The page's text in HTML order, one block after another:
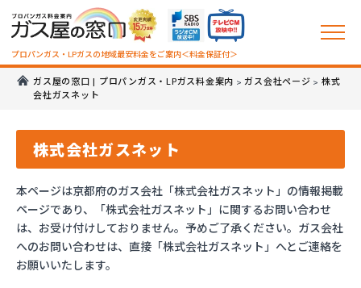
プロパンガス・LPガスの地域最安料金をご案内＜料金保証付＞
ガス屋の窓口 | プロパンガス・LPガス料金案内 >ガス会社ページ > 株式
会社ガスネット
株式会社ガスネット
本ページは京都府のガス会社「株式会社ガスネット」の情報掲載
ページであり、「株式会社ガスネット」に関するお問い合わせ
は、お受け付けしておりません。予めご了承ください。ガス会社
へのお問い合わせは、直接「株式会社ガスネット」へとご連絡を
お願いいたします。